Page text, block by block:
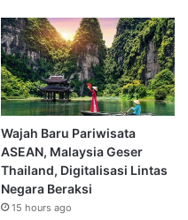
Wajah Baru Pariwisata
ASEAN, Malaysia Geser
Thailand, Digitalisasi Lintas
Negara Beraksi
15 hours ago